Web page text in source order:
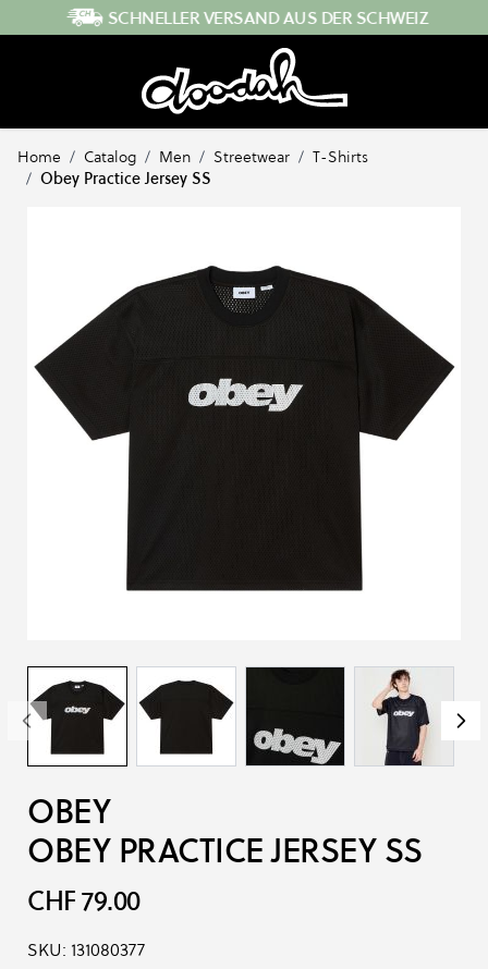
Direkt zum InhaltSCHNELLER VERSAND AUS DER SCHWEIZ
Home / Catalog / Men / Streetwear / T-Shirts
/ Obey Practice Jersey SS
OBEY
OBEY PRACTICE JERSEY SS
CHF 79.00
SKU: 131080377